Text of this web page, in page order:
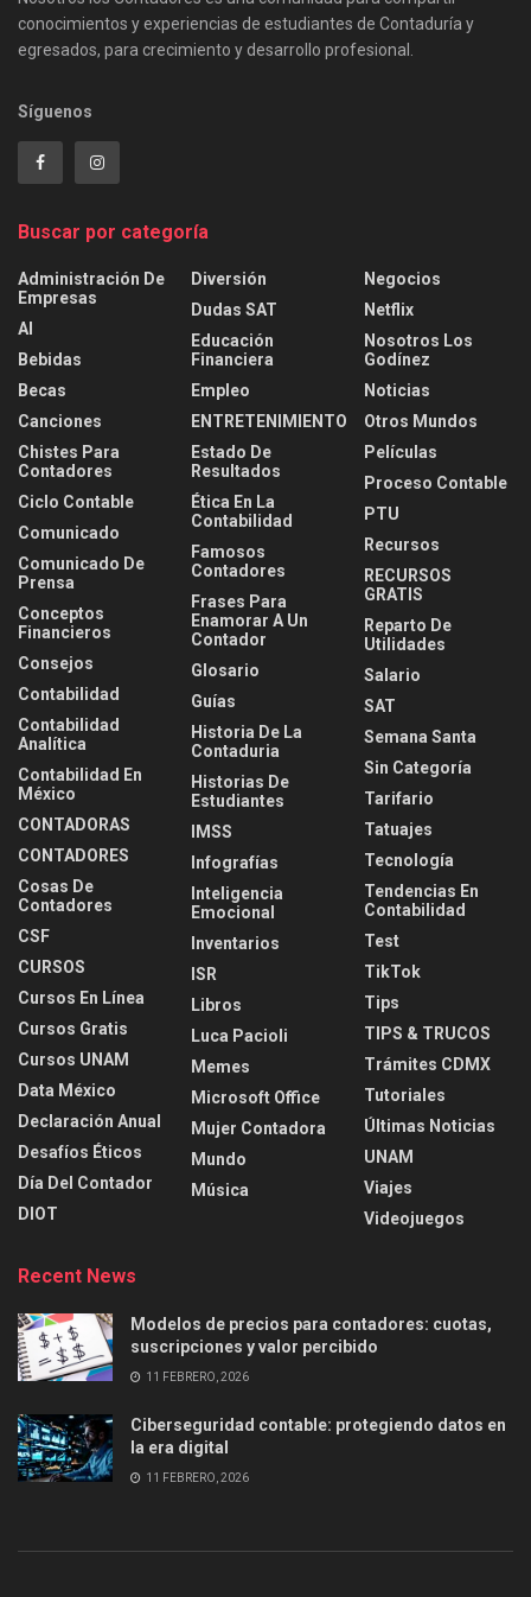
conocimientos y experiencias de estudiantes de Contaduría y
egresados, para crecimiento y desarrollo profesional.
Síguenos
Buscar por categoría
Administración De
Empresas
AI
Bebidas
Becas
Canciones
Chistes Para
Contadores
Ciclo Contable
Comunicado
Comunicado De
Prensa
Conceptos
Financieros
Consejos
Contabilidad
Contabilidad
Analítica
Contabilidad En
México
CONTADORAS
CONTADORES
Cosas De
Contadores
CSF
CURSOS
Cursos En Línea
Cursos Gratis
Cursos UNAM
Data México
Declaración Anual
Desafíos Éticos
Día Del Contador
DIOT
Diversión
Dudas SAT
Educación
Financiera
Empleo
ENTRETENIMIENTO
Estado De
Resultados
Ética En La
Contabilidad
Famosos
Contadores
Frases Para
Enamorar A Un
Contador
Glosario
Guías
Historia De La
Contaduria
Historias De
Estudiantes
IMSS
Infografías
Inteligencia
Emocional
Inventarios
ISR
Libros
Luca Pacioli
Memes
Microsoft Office
Mujer Contadora
Mundo
Música
Negocios
Netflix
Nosotros Los
Godínez
Noticias
Otros Mundos
Películas
Proceso Contable
PTU
Recursos
RECURSOS
GRATIS
Reparto De
Utilidades
Salario
SAT
Semana Santa
Sin Categoría
Tarifario
Tatuajes
Tecnología
Tendencias En
Contabilidad
Test
TikTok
Tips
TIPS & TRUCOS
Trámites CDMX
Tutoriales
Últimas Noticias
UNAM
Viajes
Videojuegos
Recent News
Modelos de precios para contadores: cuotas,
suscripciones y valor percibido
11 FEBRERO, 2026
Ciberseguridad contable: protegiendo datos en
la era digital
11 FEBRERO, 2026